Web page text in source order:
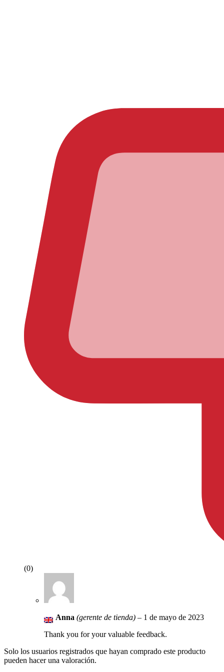
(0)
Anna (gerente de tienda) – 1 de mayo de 2023
Thank you for your valuable feedback.
Solo los usuarios registrados que hayan comprado este producto
pueden hacer una valoración.